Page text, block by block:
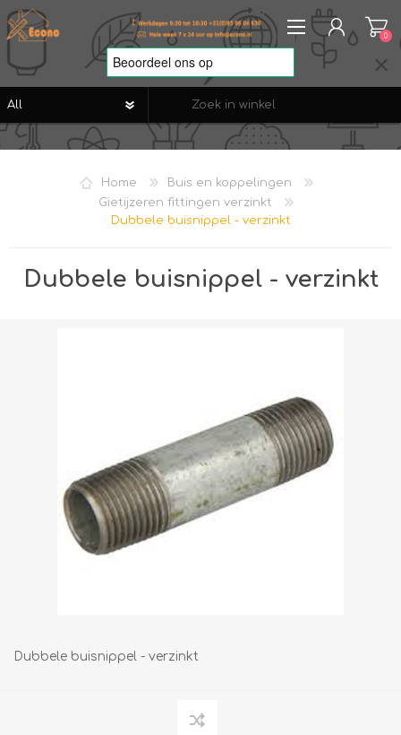
REGISTREREN
VERLANGLIJST
0
Home
Buis en koppelingen
Gietijzeren fittingen verzinkt
Dubbele buisnippel - verzinkt
Dubbele buisnippel - verzinkt
Dubbele buisnippel - verzinkt